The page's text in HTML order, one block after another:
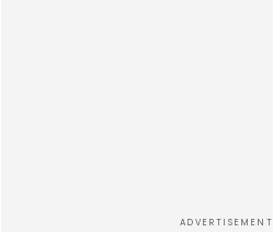
ADVERTISEMENT